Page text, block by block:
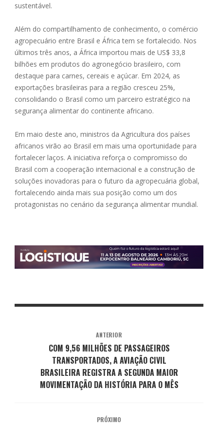
sustentável.
Além do compartilhamento de conhecimento, o comércio
agropecuário entre Brasil e África tem se fortalecido. Nos
últimos três anos, a África importou mais de US$ 33,8
bilhões em produtos do agronegócio brasileiro, com
destaque para carnes, cereais e açúcar. Em 2024, as
exportações brasileiras para a região cresceu 25%,
consolidando o Brasil como um parceiro estratégico na
segurança alimentar do continente africano.
Em maio deste ano, ministros da Agricultura dos países
africanos virão ao Brasil em mais uma oportunidade para
fortalecer laços. A iniciativa reforça o compromisso do
Brasil com a cooperação internacional e a construção de
soluções inovadoras para o futuro da agropecuária global,
fortalecendo ainda mais sua posição como um dos
protagonistas no cenário da segurança alimentar mundial.
ANTERIOR
COM 9,56 MILHÕES DE PASSAGEIROS
TRANSPORTADOS, A AVIAÇÃO CIVIL
BRASILEIRA REGISTRA A SEGUNDA MAIOR
MOVIMENTAÇÃO DA HISTÓRIA PARA O MÊS
PRÓXIMO